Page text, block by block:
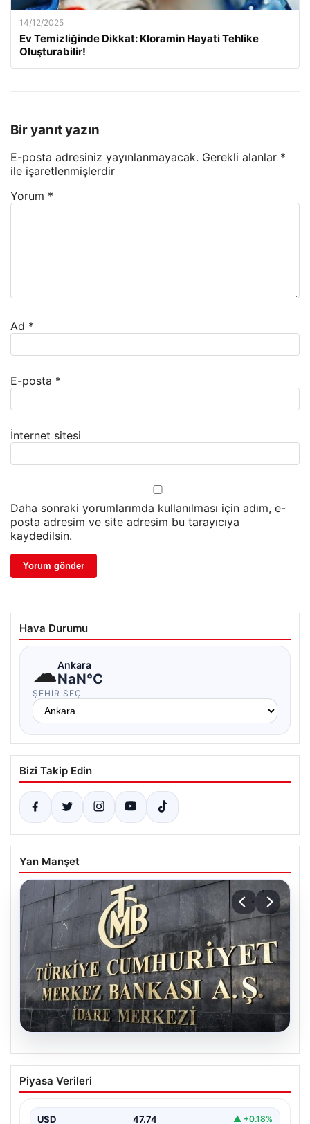
14/12/2025
Ev Temizliğinde Dikkat: Kloramin Hayati Tehlike
Oluşturabilir!
Bir yanıt yazın
E-posta adresiniz yayınlanmayacak. Gerekli alanlar *
ile işaretlenmişlerdir
Yorum *
Ad *
E-posta *
İnternet sitesi
Daha sonraki yorumlarımda kullanılması için adım, e-
posta adresim ve site adresim bu tarayıcıya
kaydedilsin.
Hava Durumu
☁Ankara
NaN°C
ŞEHIR SEÇ
Bizi Takip Edin
Yan Manşet
Merkez Bankası faiz kararı ne zaman?
Ekonomistlerin nisan ayı faiz beklentisi
Piyasa Verileri
USD 47.74 ▲ +0.18%